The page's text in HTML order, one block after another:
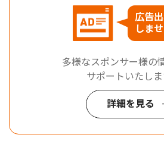
広告
しま
多様なスポンサー様の
サポートいたしま
詳細を見る